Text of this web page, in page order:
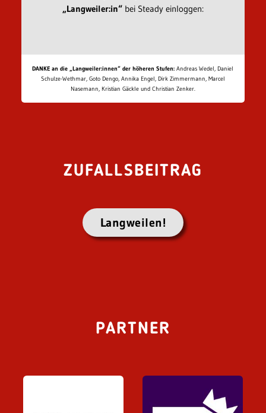
„Langweiler:in“bei Steady einloggen:
DANKE an die „Langweiler:innen“ der höheren Stufen: Andreas Wedel, Daniel
Schulze-Wethmar, Goto Dengo, Annika Engel, Dirk Zimmermann, Marcel
Nasemann, Kristian Gäckle und Christian Zenker.
ZUFALLSBEITRAG
Langweilen!
PARTNER